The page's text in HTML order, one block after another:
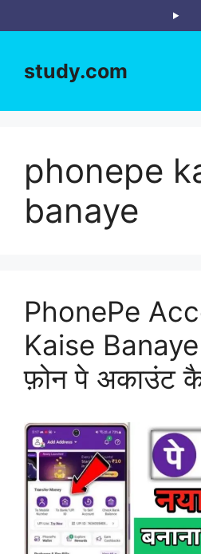
to
study.com
phonepe
banaye
PhonePe
Kaise
फ़ोन पे अकाउंट